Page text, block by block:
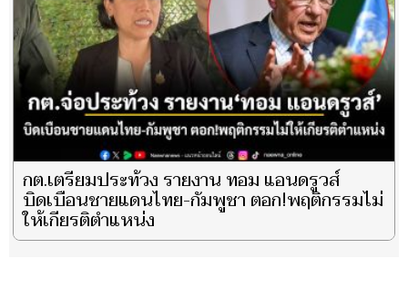
กต.เตรียมประท้วง รายงาน ทอม แอนดรูวส์
บิดเบือนชายแดนไทย-กัมพูชา ตอก!พฤติกรรมไม่
ให้เกียรติตำแหน่ง